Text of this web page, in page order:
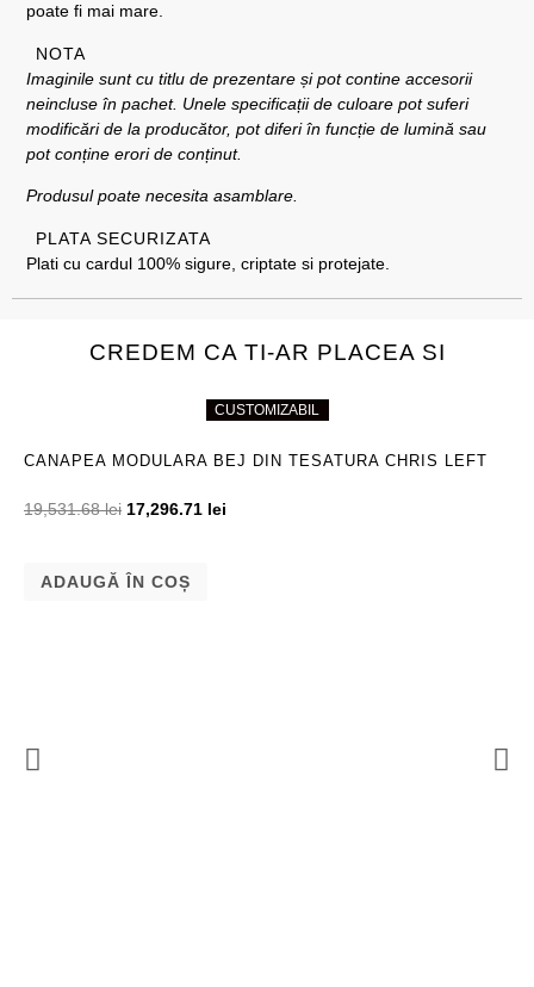
poate fi mai mare.
NOTA
Imaginile sunt cu titlu de prezentare și pot contine accesorii
neincluse în pachet. Unele specificații de culoare pot suferi
modificări de la producător, pot diferi în funcție de lumină sau
pot conține erori de conținut.
Produsul poate necesita asamblare.
PLATA SECURIZATA
Plati cu cardul 100% sigure, criptate si protejate.
CREDEM CA TI-AR PLACEA SI
CUSTOMIZABIL
CUSTOMIZABIL
CANAPEA MODULARA BEJ DIN TESATURA CHRIS LEFT
19,531.68lei 17,296.71 lei
ADAUGĂ ÎN COȘ